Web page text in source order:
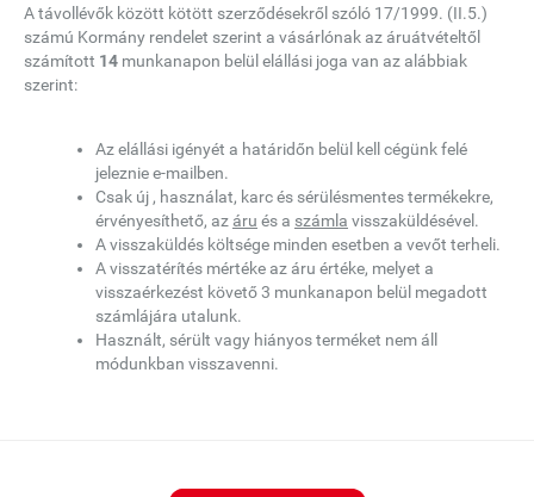
A távollévők között kötött szerződésekről szóló 17/1999. (II.5.)
számú Kormány rendelet szerint a vásárlónak az áruátvételtől
számított 14 munkanapon belül elállási joga van az alábbiak
szerint:
Az elállási igényét a határidőn belül kell cégünk felé
jeleznie e-mailben.
Csak új , használat, karc és sérülésmentes termékekre,
érvényesíthető, az áru és a számla visszaküldésével.
A visszaküldés költsége minden esetben a vevőt terheli.
A visszatérítés mértéke az áru értéke, melyet a
visszaérkezést követő 3 munkanapon belül megadott
számlájára utalunk.
Használt, sérült vagy hiányos terméket nem áll
módunkban visszavenni.